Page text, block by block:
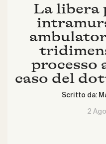
La libera
processo
caso del
Scritto da:
2